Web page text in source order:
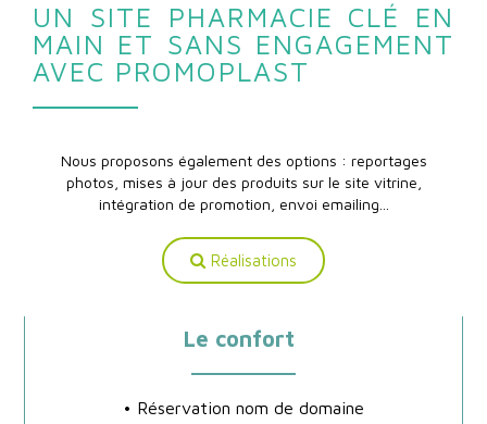
UN SITE PHARMACIE CLÉ EN
MAIN ET SANS ENGAGEMENT
AVEC PROMOPLAST
Nous proposons également des options : reportages
photos, mises à jour des produits sur le site vitrine,
intégration de promotion, envoi emailing...
Réalisations
Le confort
• Réservation nom de domaine